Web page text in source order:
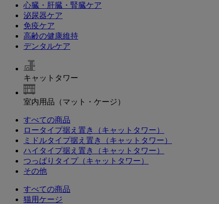
心臓・肝臓・腎臓ケア
泌尿器ケア
免疫ケア
高齢の健康維持
デンタルケア
キャットタワー
室内用品（マット・ケージ）
すべての商品
ロータイプ据え置き（キャットタワー）
ミドルタイプ据え置き（キャットタワー）
ハイタイプ据え置き（キャットタワー）
つっぱりタイプ（キャットタワー）
その他
すべての商品
猫用ケージ